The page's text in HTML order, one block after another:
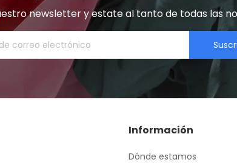
newsletter y estate al tanto de todas las
Información
Dónde estamos